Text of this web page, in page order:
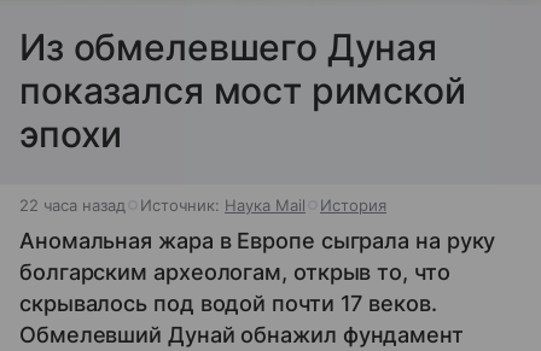
Из обмелевшего Дуная
показался мост римской
эпохи
22 часа назад Источник: Наука Mail История
Аномальная жара в Европе сыграла на руку
болгарским археологам, открыв то, что
скрывалось под водой почти 17 веков.
Обмелевший Дунай обнажил фундамент